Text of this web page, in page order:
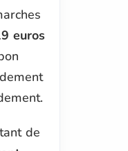
euros
de